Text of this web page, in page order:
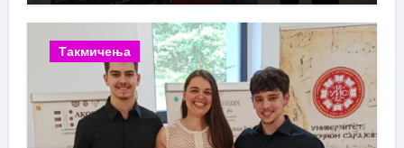
Такмичења